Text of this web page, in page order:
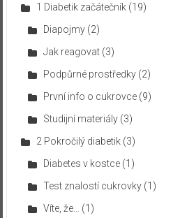
1 Diabetik začátečník(19)
Diapojmy(2)
Jak reagovat(3)
Podpůrné prostředky(2)
První info o cukrovce(9)
Studijní materiály(3)
2 Pokročilý diabetik(3)
Diabetes v kostce(1)
Test znalostí cukrovky(1)
Víte, že…
(1)